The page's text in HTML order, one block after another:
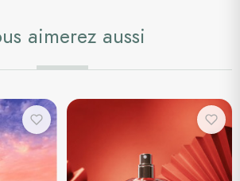
aimerez aussi